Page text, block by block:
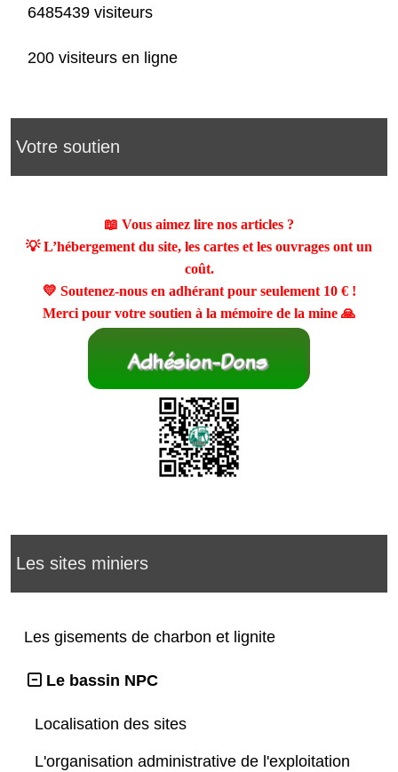
6485439 visiteurs
200 visiteurs en ligne
Votre soutien
📖 Vous aimez lire nos articles ?
💡 L’hébergement du site, les cartes et les ouvrages ont un
coût.
💛 Soutenez-nous en adhérant pour seulement 10 €!
Merci pour votre soutien à la mémoire de la mine 🙏
Les sites miniers
Les gisements de charbon et lignite
Le bassin NPC
Localisation des sites
L'organisation administrative de l'exploitation